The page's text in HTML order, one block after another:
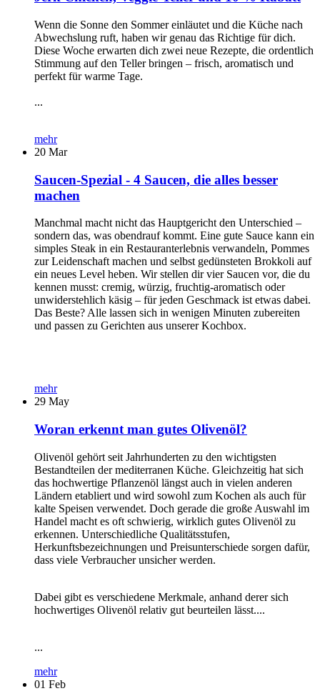
Wenn die Sonne den Sommer einläutet und die Küche nach
Abwechslung ruft, haben wir genau das Richtige für dich.
Diese Woche erwarten dich zwei neue Rezepte, die ordentlich
Stimmung auf den Teller bringen – frisch, aromatisch und
perfekt für warme Tage.
...
mehr
20 Mar
Saucen-Spezial - 4 Saucen, die alles besser
machen
Manchmal macht nicht das Hauptgericht den Unterschied –
sondern das, was obendrauf kommt. Eine gute Sauce kann ein
simples Steak in ein Restauranterlebnis verwandeln, Pommes
zur Leidenschaft machen und selbst gedünsteten Brokkoli auf
ein neues Level heben. Wir stellen dir vier Saucen vor, die du
kennen musst: cremig, würzig, fruchtig-aromatisch oder
unwiderstehlich käsig – für jeden Geschmack ist etwas dabei.
Das Beste? Alle lassen sich in wenigen Minuten zubereiten
und passen zu Gerichten aus unserer Kochbox.
mehr
29 May
Woran erkennt man gutes Olivenöl?
Olivenöl gehört seit Jahrhunderten zu den wichtigsten
Bestandteilen der mediterranen Küche. Gleichzeitig hat sich
das hochwertige Pflanzenöl längst auch in vielen anderen
Ländern etabliert und wird sowohl zum Kochen als auch für
kalte Speisen verwendet. Doch gerade die große Auswahl im
Handel macht es oft schwierig, wirklich gutes Olivenöl zu
erkennen. Unterschiedliche Qualitätsstufen,
Herkunftsbezeichnungen und Preisunterschiede sorgen dafür,
dass viele Verbraucher unsicher werden.
Dabei gibt es verschiedene Merkmale, anhand derer sich
hochwertiges Olivenöl relativ gut beurteilen lässt....
...
mehr
01 Feb